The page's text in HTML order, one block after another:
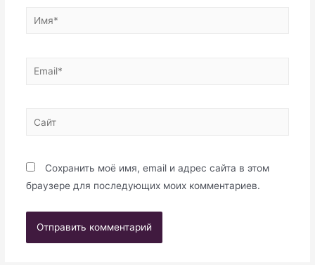
Имя*
Email*
Сайт
Сохранить моё имя, email и адрес сайта в этом
браузере для последующих моих комментариев.